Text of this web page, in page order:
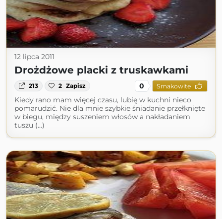
12 lipca 2011
Drożdżowe placki z truskawkami
213 2 Zapisz 0 Smakowite
Kiedy rano mam więcej czasu, lubię w kuchni nieco
pomarudzić. Nie dla mnie szybkie śniadanie przełknięte
w biegu, między suszeniem włosów a nakładaniem
tuszu (...)